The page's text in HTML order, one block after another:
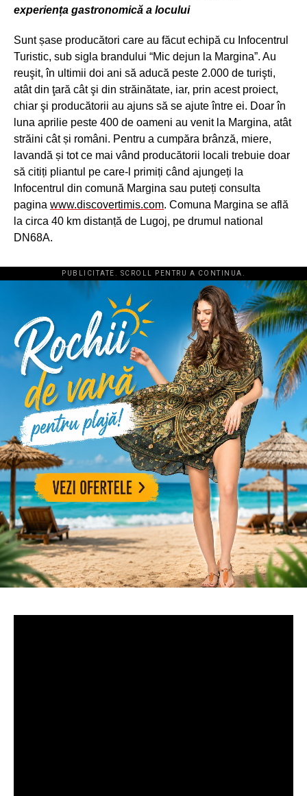
experiența gastronomică a locului
Sunt șase producători care au făcut echipă cu Infocentrul
Turistic, sub sigla brandului “Mic dejun la Margina”. Au
reuşit, în ultimii doi ani să aducă peste 2.000 de turişti,
atât din ţară cât şi din străinătate, iar, prin acest proiect,
chiar şi producătorii au ajuns să se ajute între ei. Doar în
luna aprilie peste 400 de oameni au venit la Margina, atât
străini cât și români. Pentru a cumpăra brânză, miere,
lavandă și tot ce mai vând producătorii locali trebuie doar
să citiți pliantul pe care-l primiți când ajungeți la
Infocentrul din comună Margina sau puteți consulta
pagina www.discovertimis.com. Comuna Margina se află
la circa 40 km distanță de Lugoj, pe drumul national
DN68A.
PUBLICITATE. SCROLL PENTRU A CONTINUA.